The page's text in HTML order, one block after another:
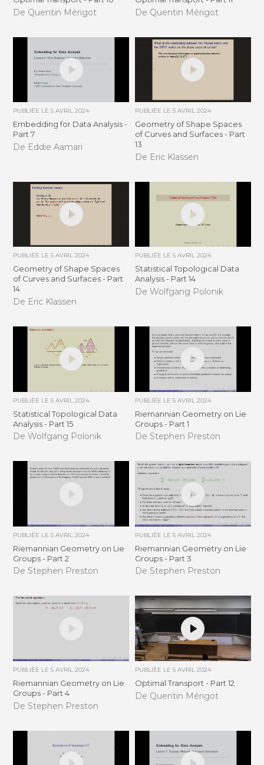
De Quentin Mérigot De Quentin Mérigot
PUBLIÉE LE5 AVRIL 2024
Embedding for Data Analysis -
Part 7
De Eddie Aamari
PUBLIÉE LE 5 AVRIL 2024
Geometry of Shape Spaces
of Curves and Surfaces - Part
13
De Eric Klassen
PUBLIÉE LE5 AVRIL 2024
Geometry of Shape Spaces
of Curves and Surfaces - Part
14
De Eric Klassen
PUBLIÉE LE 5 AVRIL 2024
Statistical Topological Data
Analysis - Part 14
De Wolfgang Polonik
PUBLIÉE LE5 AVRIL 2024
Statistical Topological Data
Analysis - Part 15
De Wolfgang Polonik
PUBLIÉE LE 5 AVRIL 2024
Riemannian Geometry on Lie
Groups - Part 1
De Stephen Preston
PUBLIÉE LE5 AVRIL 2024
Riemannian Geometry on Lie
Groups - Part 2
De Stephen Preston
PUBLIÉE LE 5 AVRIL 2024
Riemannian Geometry on Lie
Groups - Part 3
De Stephen Preston
PUBLIÉE LE5 AVRIL 2024
Riemannian Geometry on Lie
Groups - Part 4
De Stephen Preston
PUBLIÉE LE 5 AVRIL 2024
Optimal Transport - Part 12
De Quentin Mérigot